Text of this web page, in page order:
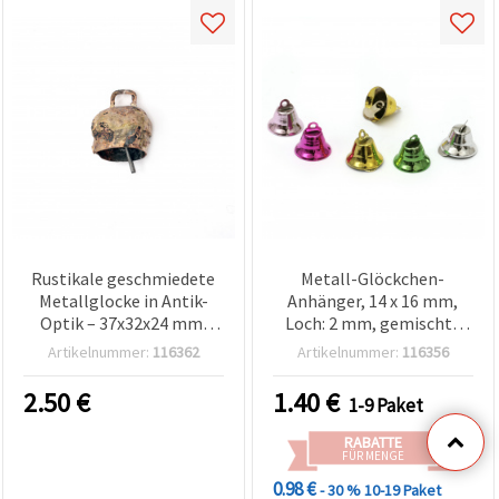
Rustikale geschmiedete
Metallglocke in Antik-
Optik – 37x32x24 mm,
Größe Nr. 1, ideal für
traditionelle DIY-Projekte
Artikelnummer: 116362
2.50€
Metall-Glöckchen-
Anhänger, 14 x 16 mm,
Loch: 2 mm, gemischte
Farben – 10 Stück
Artikelnummer: 116356
1.40€ 1-9 Paket
RABATTE
FÜR MENGE
0.98 €- 30 %10-19 Paket